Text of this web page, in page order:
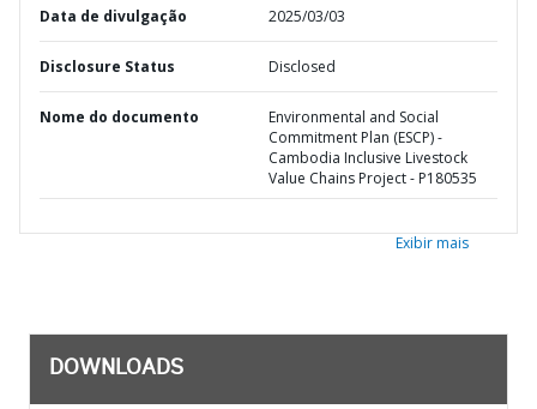
Data de divulgação 2025/03/03
Disclosure Status Disclosed
Nome do documento
Environmental and Social
Commitment Plan (ESCP) -
Cambodia Inclusive Livestock
Value Chains Project - P180535
Exibir mais
DOWNLOADS